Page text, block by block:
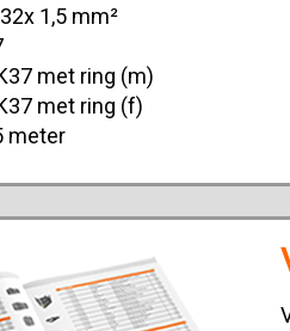
1,5 mm²
met ring (m)
met ring (f)
meter